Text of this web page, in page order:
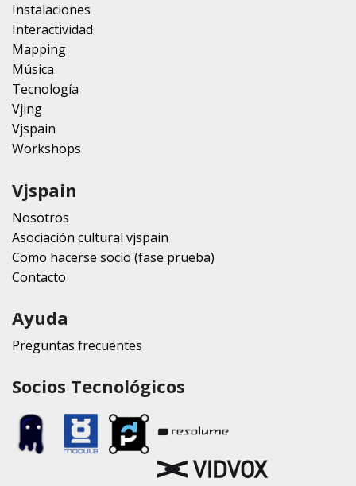
Instalaciones
Interactividad
Mapping
Música
Tecnología
Vjing
Vjspain
Workshops
Vjspain
Nosotros
Asociación cultural vjspain
Como hacerse socio (fase prueba)
Contacto
Ayuda
Preguntas frecuentes
Socios Tecnológicos